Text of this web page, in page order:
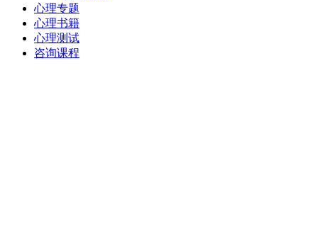
心理专题
心理书籍
心理测试
咨询课程